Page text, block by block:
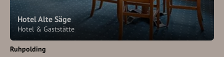
Hotel Alte Säge
Hotel & Gaststätte
Ruhpolding